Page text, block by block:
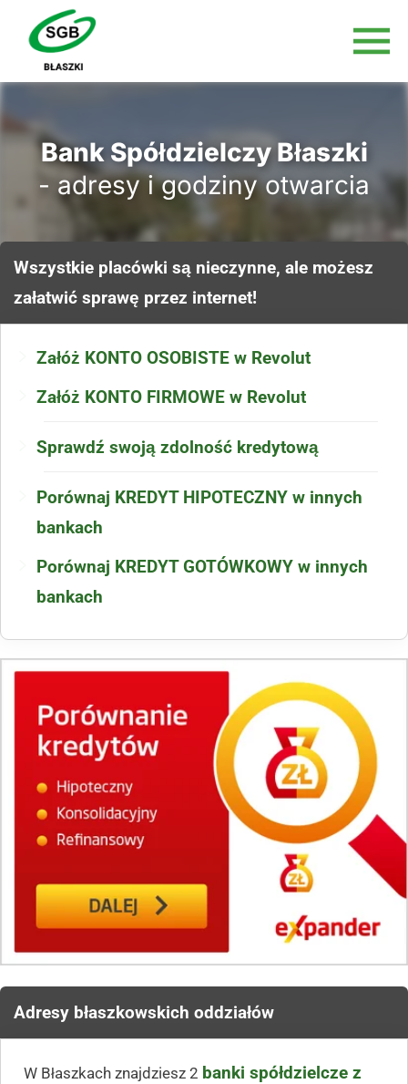
Bank Spółdzielczy Błaszki
- adresy i godziny otwarcia
Wszystkie placówki są nieczynne, ale możesz
załatwić sprawę przez internet!
Załóż KONTO OSOBISTE w Revolut
Załóż KONTO FIRMOWE w Revolut
Sprawdź swoją zdolność kredytową
Porównaj KREDYT HIPOTECZNY w innych
bankach
Porównaj KREDYT GOTÓWKOWY w innych
bankach
Adresy błaszkowskich oddziałów
W Błaszkach znajdziesz 2 banki spółdzielcze z